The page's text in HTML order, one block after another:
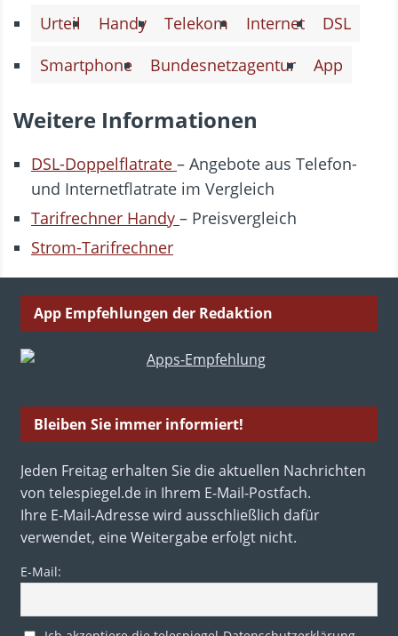
Urteil Handy Telekom Internet
DSL
Smartphone
Bundesnetzagentur App
Weitere Informationen
DSL-Doppelflatrate – Angebote aus Telefon-
und Internetflatrate im Vergleich
Tarifrechner Handy – Preisvergleich
Strom-Tarifrechner
App Empfehlungen der Redaktion
Bleiben Sie immer informiert!
Jeden Freitag erhalten Sie die aktuellen Nachrichten
von telespiegel.de in Ihrem E-Mail-Postfach.
Ihre E-Mail-Adresse wird ausschließlich dafür
verwendet, eine Weitergabe erfolgt nicht.
E-Mail: